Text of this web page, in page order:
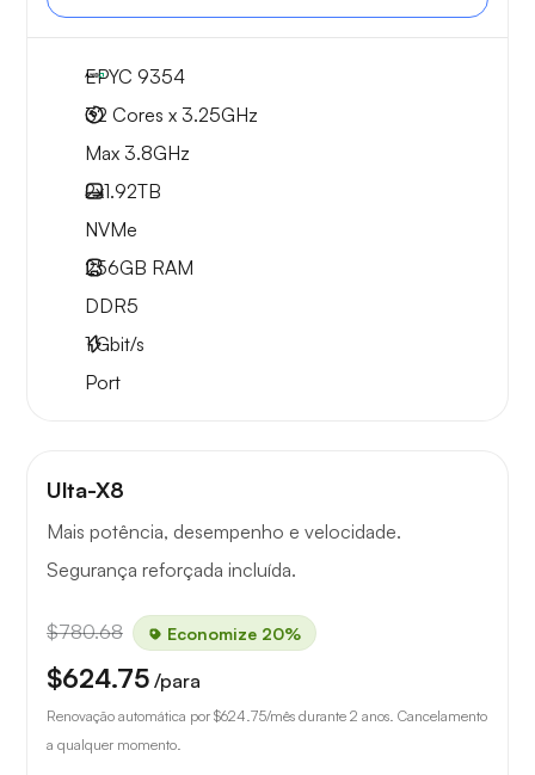
EPYC 9354
32 Cores x 3.25GHz
Max 3.8GHz
2x1.92TB
NVMe
256GB RAM
DDR5
1Gbit/s
Port
Ulta-X8
Mais potência, desempenho e velocidade.
Segurança reforçada incluída.
$780.68 Economize 20%
$624.75 /para
Renovação automática por $624.75/mês durante 2 anos. Cancelamento
a qualquer momento.